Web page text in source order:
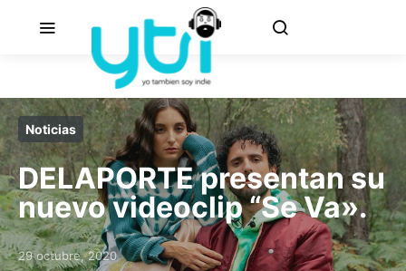
Noticias
DELAPORTE presentan su
nuevo videoclip “Se Va».
Posted on
29 octubre, 2020